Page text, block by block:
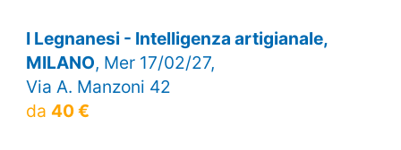
I Legnanesi - Intelligenza artigianale,
MILANO, Mer 17/02/27,
Via A. Manzoni 42
da 40 €